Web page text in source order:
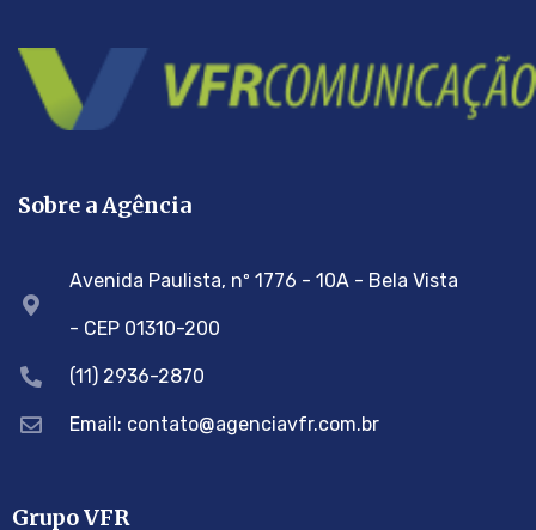
Sobre a Agência
Avenida Paulista, nº 1776 - 10A - Bela Vista
- CEP 01310-200
(11) 2936-2870
Email: contato@agenciavfr.com.br
Grupo VFR